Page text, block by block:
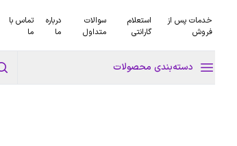
خدمات پس از
فروش
استعلام
گارانتی
سوالات
متداول
درباره
ما
تماس با
ما
دسته‌بندی محصولات